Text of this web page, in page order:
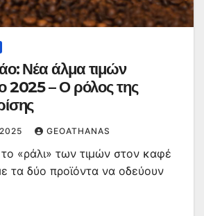
Νέα άλμα τιμών
2025 – Ο ρόλος της
GEOATHANAS
«ράλι» των τιμών στον καφέ
τα δύο προϊόντα να οδεύουν